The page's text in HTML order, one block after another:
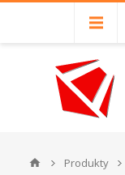
Produkty